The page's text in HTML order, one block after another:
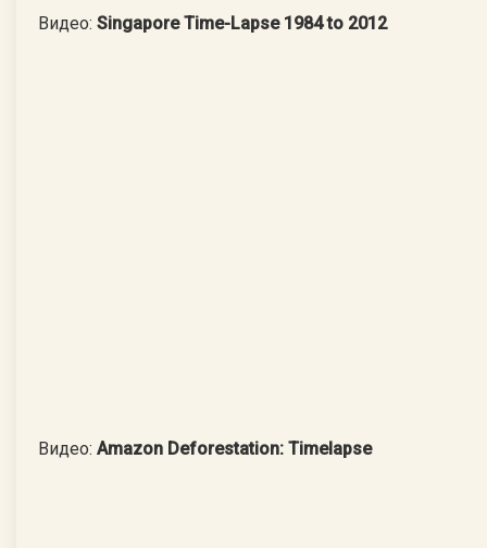
Видео: Singapore Time-Lapse 1984 to 2012
Видео: Amazon Deforestation: Timelapse